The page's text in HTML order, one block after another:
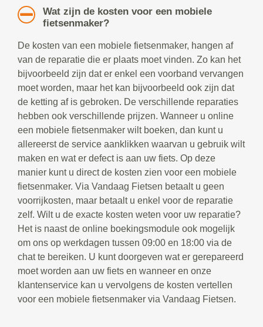
Wat zijn de kosten voor een mobiele
fietsenmaker?
De kosten van een mobiele fietsenmaker, hangen af
van de reparatie die er plaats moet vinden. Zo kan het
bijvoorbeeld zijn dat er enkel een voorband vervangen
moet worden, maar het kan bijvoorbeeld ook zijn dat
de ketting af is gebroken. De verschillende reparaties
hebben ook verschillende prijzen. Wanneer u online
een mobiele fietsenmaker wilt boeken, dan kunt u
allereerst de service aanklikken waarvan u gebruik wilt
maken en wat er defect is aan uw fiets. Op deze
manier kunt u direct de kosten zien voor een mobiele
fietsenmaker. Via Vandaag Fietsen betaalt u geen
voorrijkosten, maar betaalt u enkel voor de reparatie
zelf. Wilt u de exacte kosten weten voor uw reparatie?
Het is naast de online boekingsmodule ook mogelijk
om ons op werkdagen tussen 09:00 en 18:00 via de
chat te bereiken. U kunt doorgeven wat er gerepareerd
moet worden aan uw fiets en wanneer en onze
klantenservice kan u vervolgens de kosten vertellen
voor een mobiele fietsenmaker via Vandaag Fietsen.